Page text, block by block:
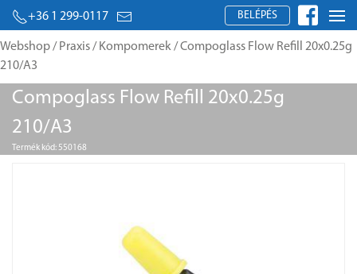
+36 1 299-0117 BELÉPÉS
Webshop/ Praxis/ Kompomerek/ Compoglass Flow Refill 20x0.25g
210/A3
Compoglass Flow Refill 20x0.25g
210/A3
Termék kód: 550168